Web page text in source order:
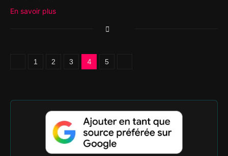
En savoir plus
1 2 3 4 5